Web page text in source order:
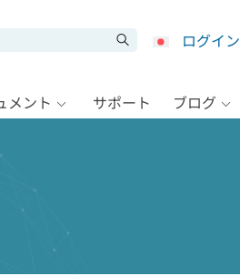
ログイン
メント サポート ブログ